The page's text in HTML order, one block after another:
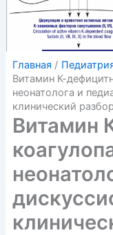
Главная
Витамин К-
неонатолога и
клинический разбор
Витамин